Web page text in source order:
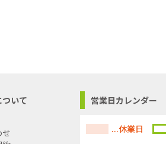
いて
せ
営業日カレンダー
...休業日